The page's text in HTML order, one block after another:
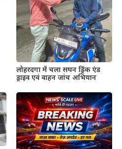
लोहरदगा में चला सघन ड्रिंक एंड
ड्राइव एवं वाहन जांच अभियान